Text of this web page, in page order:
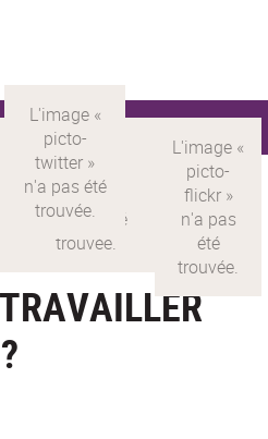
Version française
Présentation